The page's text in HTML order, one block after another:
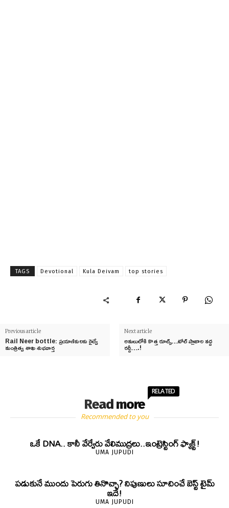
TAGS Devotional Kula Deivam top stories
Previous article
Rail Neer bottle: ప్రయాణికులకు రైల్వే
మంత్రిత్వ శాఖ శుభవార్త
Next article
అమ‌లులోకి కొత్త రూల్స్‌…టోల్ ప్లాజాల వద్ద
రద్దీ….!
Read more
RELATED
Recommended to you
ఒకే DNA.. కానీ వేర్వేరు వేలిముద్రలు..ఇంట్రెస్టింగ్ ఫ్యాక్ట్!
UMA JUPUDI
పడుకునే ముందు పెరుగు తినొచ్చా? నిపుణులు సూచించే బెస్ట్ టైమ్
ఇదే!
UMA JUPUDI